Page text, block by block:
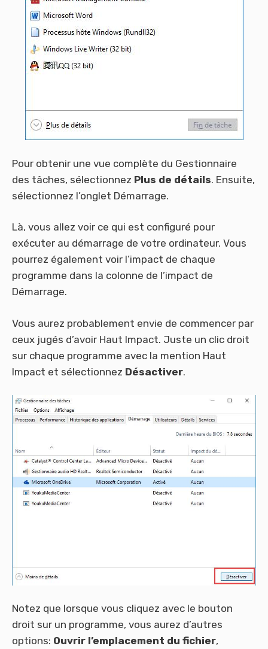
Pour obtenir une vue complète du Gestionnaire
des tâches, sélectionnez Plus de détails. Ensuite,
sélectionnez l’onglet Démarrage.
Là, vous allez voir ce qui est configuré pour
exécuter au démarrage de votre ordinateur. Vous
pourrez également voir l’impact de chaque
programme dans la colonne de l’impact de
Démarrage.
Vous aurez probablement envie de commencer par
ceux jugés d’avoir Haut Impact. Juste un clic droit
sur chaque programme avec la mention Haut
Impact et sélectionnez Désactiver.
Notez que lorsque vous cliquez avec le bouton
droit sur un programme, vous aurez d’autres
options: Ouvrir l’emplacement du fichier,